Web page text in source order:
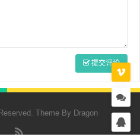
提交评论
Theme By Dragon